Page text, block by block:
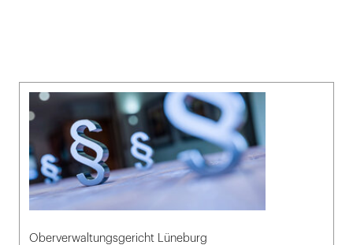
Oberverwaltungsgericht Lüneburg